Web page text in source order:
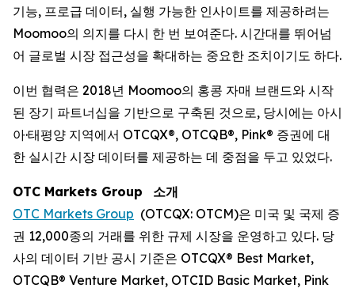
기능, 프로급 데이터, 실행 가능한 인사이트를 제공하려는
Moomoo의 의지를 다시 한 번 보여준다. 시간대를 뛰어넘
어 글로벌 시장 접근성을 확대하는 중요한 조치이기도 하다.
이번 협력은 2018년 Moomoo의 홍콩 자매 브랜드와 시작
된 장기 파트너십을 기반으로 구축된 것으로, 당시에는 아시
아·태평양 지역에서 OTCQX®, OTCQB®, Pink® 증권에 대
한 실시간 시장 데이터를 제공하는 데 중점을 두고 있었다.
OTC Markets Group
소개
OTC Markets Group (OTCQX: OTCM)은 미국 및 국제 증
권 12,000종의 거래를 위한 규제 시장을 운영하고 있다. 당
사의 데이터 기반 공시 기준은 OTCQX® Best Market,
OTCQB® Venture Market, OTCID Basic Market, Pink